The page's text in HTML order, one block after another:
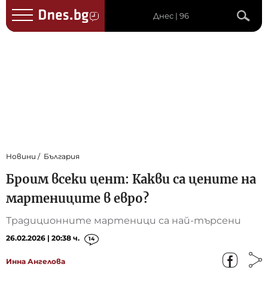
Днес | 96
Новини България
Броим всеки цент: Какви са цените на
мартениците в евро?
Традиционните мартеници са най-търсени
26.02.2026 | 20:38 ч. 14
Инна Ангелова